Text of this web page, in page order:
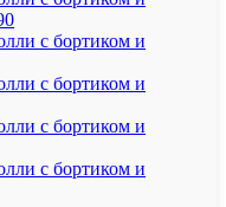
с бортиком и
с бортиком и
с бортиком и
с бортиком и